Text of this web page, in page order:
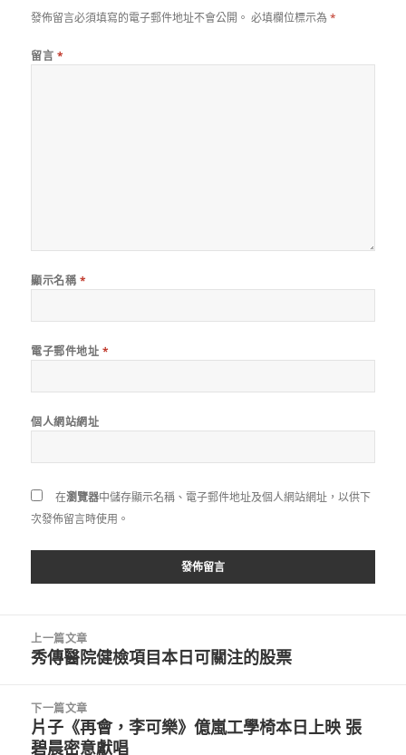
發佈留言必須填寫的電子郵件地址不會公開。 必填欄位標示為*
留言 *
顯示名稱 *
電子郵件地址 *
個人網站網址
在瀏覽器中儲存顯示名稱、電子郵件地址及個人網站網址，以供下
次發佈留言時使用。
上一篇文章
上
篇
文
章:
秀傳醫院健檢項目本日可關注的股票
下一篇文章
下
一
片子《再會，李可樂》億嵐工學椅本日上映 張
碧晨密意獻唱